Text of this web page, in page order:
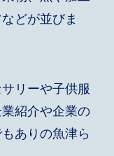
どが並びま
リーや子供服
紹介や企業の
ありの魚津ら